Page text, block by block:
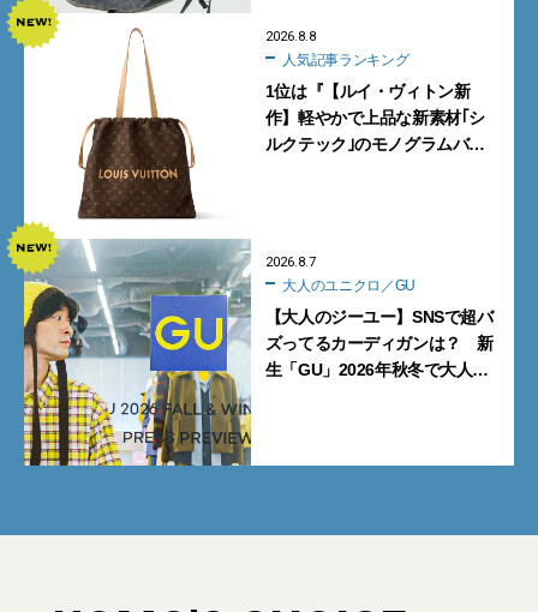
2026.8.8
人気記事ランキング
1位は『【ルイ・ヴィトン新
作】軽やかで上品な新素材｢シ
ルクテック｣のモノグラムバッ
2026.8.7
大人のユニクロ／GU
【大人のジーユー】SNSで超バ
ズってるカーディガンは？ 新
生「GU」2026年秋冬で大人メ